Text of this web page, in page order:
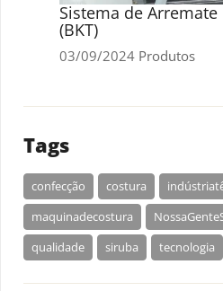
Sistema de
(BKT)
03/09/2024 Produtos
Tags
confecção costura
maquinadecostura
qualidade
siruba tecnologia